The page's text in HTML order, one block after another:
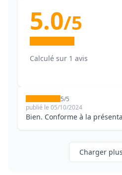
5.0/5
Calculé sur 1 avis
5/5
publié le 05/10/2024
Bien. Conforme à la
Charger